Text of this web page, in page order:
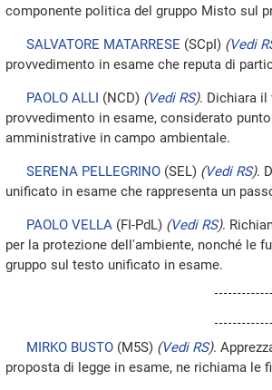
componente politica del gruppo Misto sul
SALVATORE MATARRESE (SCpI) (Vedi
provvedimento in esame che reputa di
PAOLO ALLI (NCD) (Vedi RS). Dichiara il
provvedimento in esame, considerato
amministrative in campo ambientale.
SERENA PELLEGRINO (SEL) (Vedi RS).
unificato in esame che rappresenta un
PAOLO VELLA (FI-PdL) (Vedi RS).
per la protezione dell'ambiente, nonché le
gruppo sul testo unificato in esame.
MIRKO BUSTO (M5S) (Vedi RS).
proposta di legge in esame, ne richiama le